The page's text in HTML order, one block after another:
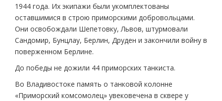
1944 года. Их экипажи были укомплектованы
оставшимися в строю приморскими добровольцами.
Они освобождали Шепетовку, Львов, штурмовали
Сандомир, Бунцлау, Берлин, Друден и закончили войну в
поверженном Берлине.
До победы не дожили 44 приморских танкиста.
Во Владивостоке память о танковой колонне
«Приморский комсомолец» увековечена в сквере у